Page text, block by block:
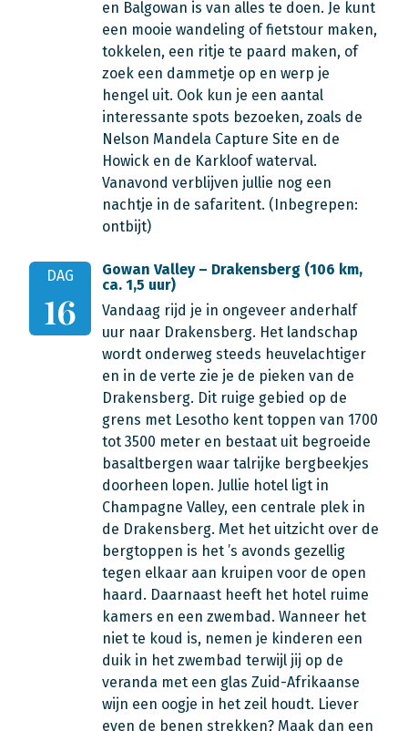
en Balgowan is van alles te doen. Je kunt
een mooie wandeling of fietstour maken,
tokkelen, een ritje te paard maken, of
zoek een dammetje op en werp je
hengel uit. Ook kun je een aantal
interessante spots bezoeken, zoals de
Nelson Mandela Capture Site en de
Howick en de Karkloof waterval.
Vanavond verblijven jullie nog een
nachtje in de safaritent. (Inbegrepen:
ontbijt)
DAG
16
Gowan Valley – Drakensberg (106 km,
ca. 1,5 uur)
Vandaag rijd je in ongeveer anderhalf
uur naar Drakensberg. Het landschap
wordt onderweg steeds heuvelachtiger
en in de verte zie je de pieken van de
Drakensberg. Dit ruige gebied op de
grens met Lesotho kent toppen van 1700
tot 3500 meter en bestaat uit begroeide
basaltbergen waar talrijke bergbeekjes
doorheen lopen. Jullie hotel ligt in
Champagne Valley, een centrale plek in
de Drakensberg. Met het uitzicht over de
bergtoppen is het ’s avonds gezellig
tegen elkaar aan kruipen voor de open
haard. Daarnaast heeft het hotel ruime
kamers en een zwembad. Wanneer het
niet te koud is, nemen je kinderen een
duik in het zwembad terwijl jij op de
veranda met een glas Zuid-Afrikaanse
wijn een oogje in het zeil houdt. Liever
even de benen strekken? Maak dan een